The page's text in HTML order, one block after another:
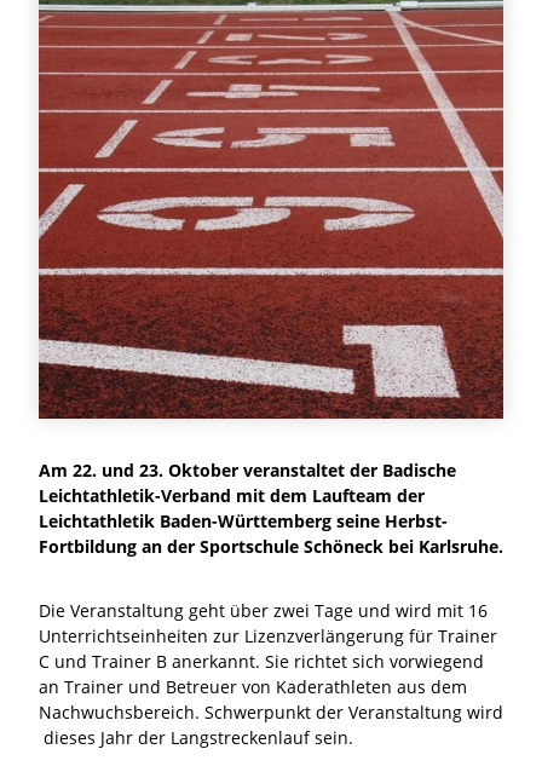
Am 22. und 23. Oktober veranstaltet der Badische
Leichtathletik-Verband mit dem Laufteam der
Leichtathletik Baden-Württemberg seine Herbst-
Fortbildung an der Sportschule Schöneck bei Karlsruhe.
Die Veranstaltung geht über zwei Tage und wird mit 16
Unterrichtseinheiten zur Lizenzverlängerung für Trainer
C und Trainer B anerkannt. Sie richtet sich vorwiegend
an Trainer und Betreuer von Kaderathleten aus dem
Nachwuchsbereich. Schwerpunkt der Veranstaltung wird
dieses Jahr der Langstreckenlauf sein.